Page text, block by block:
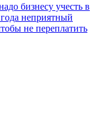
бизнесу учесть в
неприятный
не переплатить